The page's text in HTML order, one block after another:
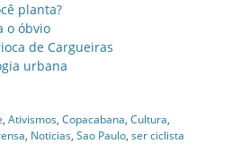
planta?
o óbvio
de Cargueiras
urbana
, Ativismos, Copacabana, Cultura,
, Noticias, Sao Paulo, ser ciclista